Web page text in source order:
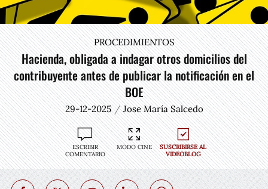
PROCEDIMIENTOS
Hacienda, obligada a indagar otros domicilios del
contribuyente antes de publicar la notificación en el
BOE
29-12-2025 Jose María Salcedo
ESCRIBIR
COMENTARIO
MODO CINE
SUSCRIBIRSE AL
VIDEOBLOG